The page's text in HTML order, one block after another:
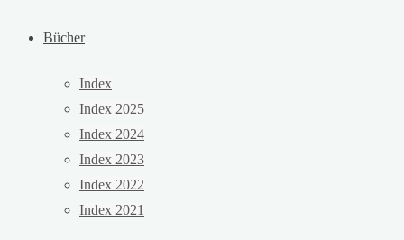
Bücher
Index
Index 2025
Index 2024
Index 2023
Index 2022
Index 2021